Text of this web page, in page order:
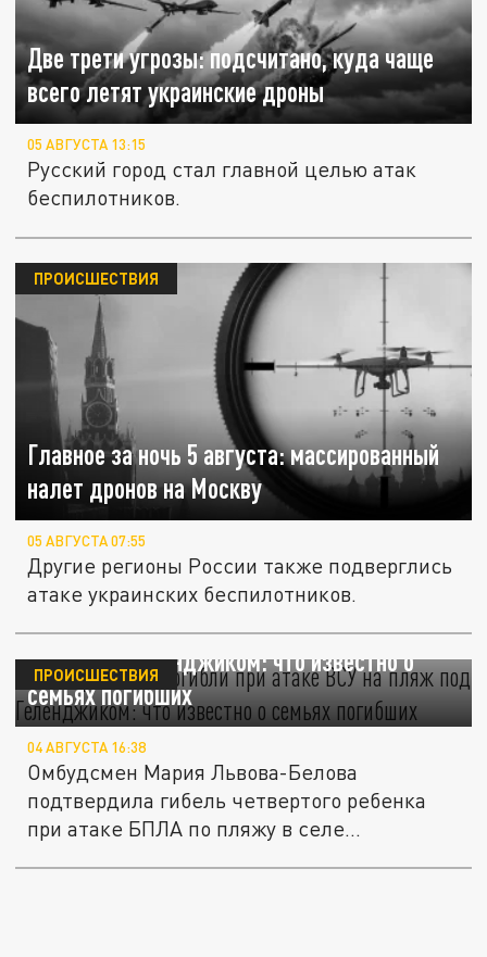
Две трети угрозы: подсчитано, куда чаще
всего летят украинские дроны
05 АВГУСТА 13:15
Русский город стал главной целью атак
беспилотников.
Главное за ночь 5 августа: массированный
налет дронов на Москву
ПРОИСШЕСТВИЯ
05 АВГУСТА 07:55
Другие регионы России также подверглись
атаке украинских беспилотников.
Четверо детей погибли при атаке ВСУ на
пляж под Геленджиком: что известно о
семьях погибших
ПРОИСШЕСТВИЯ
04 АВГУСТА 16:38
Омбудсмен Мария Львова-Белова
подтвердила гибель четвертого ребенка
при атаке БПЛА по пляжу в селе...